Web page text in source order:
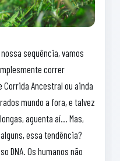
nossa sequência, vamos
correr
Corrida Ancestral ou ainda
mundo a fora, e talvez
aguenta aí… Mas,
essa tendência?
DNA. Os humanos não